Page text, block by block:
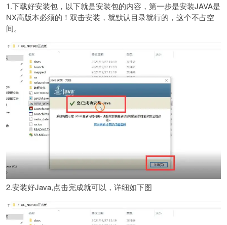
1.下载好安装包，以下就是安装包的内容，第一步是安装JAVA是
NX高版本必须的！双击安装，就默认目录就行的，这个不占空
间。
2.安装好Java,点击完成就可以，详细如下图